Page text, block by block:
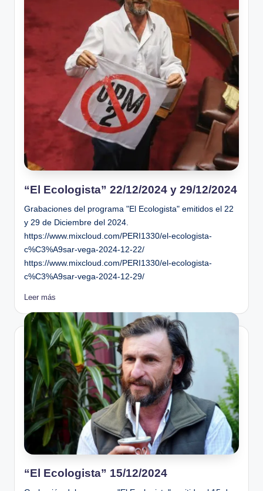
“El Ecologista” 22/12/2024 y 29/12/2024
Grabaciones del programa "El Ecologista" emitidos el 22
y 29 de Diciembre del 2024.
https://www.mixcloud.com/PERI1330/el-ecologista-
c%C3%A9sar-vega-2024-12-22/
https://www.mixcloud.com/PERI1330/el-ecologista-
c%C3%A9sar-vega-2024-12-29/
Leer más
“El Ecologista” 15/12/2024